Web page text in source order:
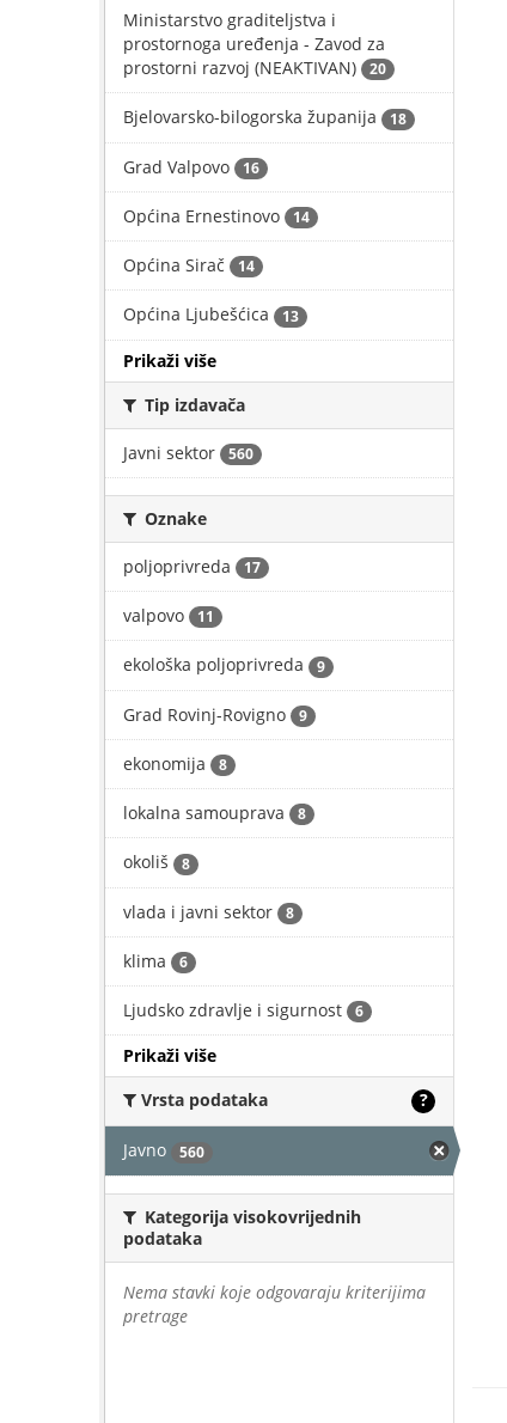
Ministarstvo graditeljstva i
prostornoga uređenja - Zavod za
prostorni razvoj (NEAKTIVAN)
20
Bjelovarsko-bilogorska županija 18
Grad Valpovo 16
Općina Ernestinovo 14
Općina Sirač 14
Općina Ljubešćica 13
Prikaži više
Tip izdavača
Javni sektor 560
Oznake
poljoprivreda 17
valpovo 11
ekološka poljoprivreda 9
Grad Rovinj-Rovigno 9
ekonomija 8
lokalna samouprava 8
okoliš 8
vlada i javni sektor 8
klima 6
Ljudsko zdravlje i sigurnost 6
Prikaži više
Vrsta podataka
?
Javno 560
Kategorija visokovrijednih
podataka
Nema stavki koje odgovaraju kriterijima
pretrage